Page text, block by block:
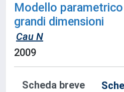
Modello
grandi dimensioni
Cau N
2009
Scheda breve